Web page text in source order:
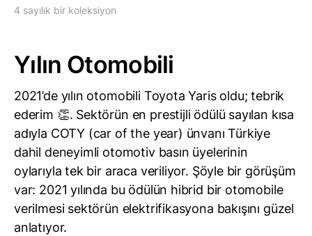
4 sayılık bir koleksiyon
Yılın Otomobili
2021’de yılın otomobili Toyota Yaris oldu; tebrik
ederim 👏. Sektörün en prestijli ödülü sayılan kısa
adıyla COTY (car of the year) ünvanı Türkiye
dahil deneyimli otomotiv basın üyelerinin
oylarıyla tek bir araca veriliyor. Şöyle bir görüşüm
var: 2021 yılında bu ödülün hibrid bir otomobile
verilmesi sektörün elektrifikasyona bakışını güzel
anlatıyor.